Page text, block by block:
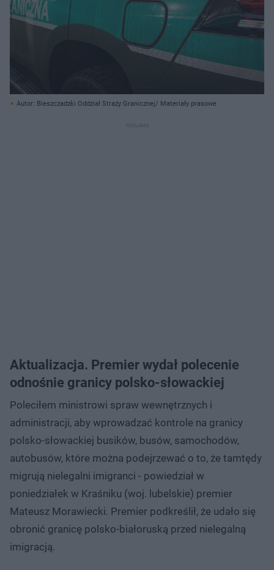
Autor: Bieszczadzki Oddział Straży Granicznej/ Materiały prasowe
Aktualizacja. Premier wydał polecenie
odnośnie granicy polsko-słowackiej
Poleciłem ministrowi spraw wewnętrznych i
administracji, aby wprowadzać kontrole na granicy
polsko-słowackiej busików, busów, samochodów,
autobusów, które można podejrzewać o to, że tamtędy
migrują nielegalni imigranci - powiedział w
poniedziałek w Kraśniku (woj. lubelskie) premier
Mateusz Morawiecki. Premier podkreślił, że udało się
obronić granicę polsko-białoruską przed nielegalną
imigracją.